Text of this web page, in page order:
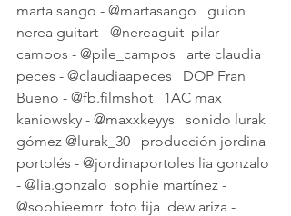
marta sango - @martasango   guion
nerea guitart - @nereaguit  pilar
campos - @pile_campos   arte claudia
peces - @claudiaapeces   DOP Fran
Bueno - @fb.filmshot   1AC max
kaniowsky - @maxxkeyys   sonido lurak
gómez @lurak_30   producción jordina
portolés - @jordinaportoles lia gonzalo
- @lia.gonzalo  sophie martínez -
@sophieemrr  foto fija  dew ariza -